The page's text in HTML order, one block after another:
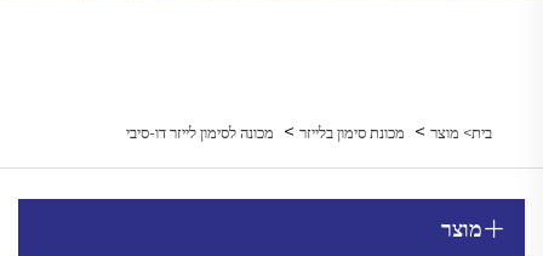
בית> מוצר> מכונת סימון בלייזר> מכונה לסימון לייזר דו-סיבי
מוצר